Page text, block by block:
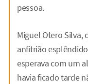
pessoa.
Miguel Otero Silva,
anfitrião
esperava com um
havia ficado tarde